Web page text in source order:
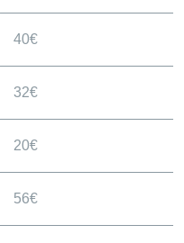
40€
32€
20€
56€